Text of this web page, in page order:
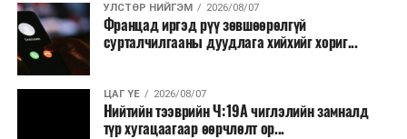
УЛСТӨР НИЙГЭМ 2026/08/07
Францад иргэд рүү зөвшөөрөлгүй
сурталчилгааны дуудлага хийхийг хориг...
ЦАГ ҮЕ 2026/08/07
Нийтийн тээврийн Ч:19А чиглэлийн замналд
түр хугацаагаар өөрчлөлт ор...